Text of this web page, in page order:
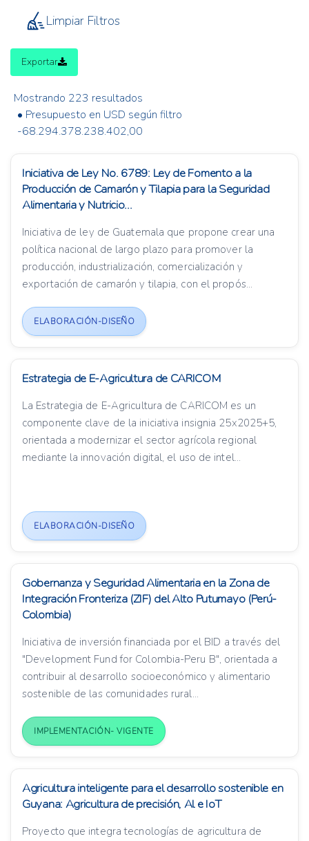
Limpiar Filtros
Exportar
Mostrando 223 resultados
• Presupuesto en USD según filtro
-68.294.378.238.402,00
Iniciativa de Ley No. 6789: Ley de Fomento a la
Producción de Camarón y Tilapia para la Seguridad
Alimentaria y Nutricio...
Iniciativa de ley de Guatemala que propone crear una
política nacional de largo plazo para promover la
producción, industrialización, comercialización y
exportación de camarón y tilapia, con el propós...
ELABORACIÓN-DISEÑO
Estrategia de E-Agricultura de CARICOM
La Estrategia de E-Agricultura de CARICOM es un
componente clave de la iniciativa insignia 25x2025+5,
orientada a modernizar el sector agrícola regional
mediante la innovación digital, el uso de intel...
ELABORACIÓN-DISEÑO
Gobernanza y Seguridad Alimentaria en la Zona de
Integración Fronteriza (ZIF) del Alto Putumayo (Perú-
Colombia)
Iniciativa de inversión financiada por el BID a través del
"Development Fund for Colombia-Peru B", orientada a
contribuir al desarrollo socioeconómico y alimentario
sostenible de las comunidades rural...
IMPLEMENTACIÓN- VIGENTE
Agricultura inteligente para el desarrollo sostenible en
Guyana: Agricultura de precisión, Al e IoT
Proyecto que integra tecnologías de agricultura de